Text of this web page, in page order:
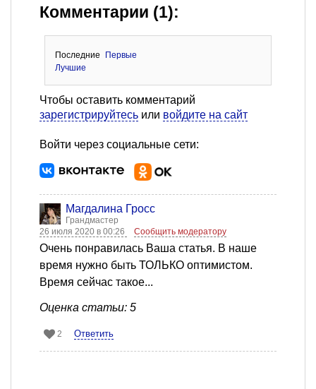
Комментарии (1):
Последние
Первые
Лучшие
Чтобы оставить комментарий
зарегистрируйтесь или войдите на сайт
Войти через социальные сети:
Магдалина Гросс
Грандмастер
26 июля 2020 в 00:26
Сообщить модератору
Очень понравилась Ваша статья. В наше
время нужно быть ТОЛЬКО оптимистом.
Время сейчас такое...
Оценка статьи: 5
2 Ответить